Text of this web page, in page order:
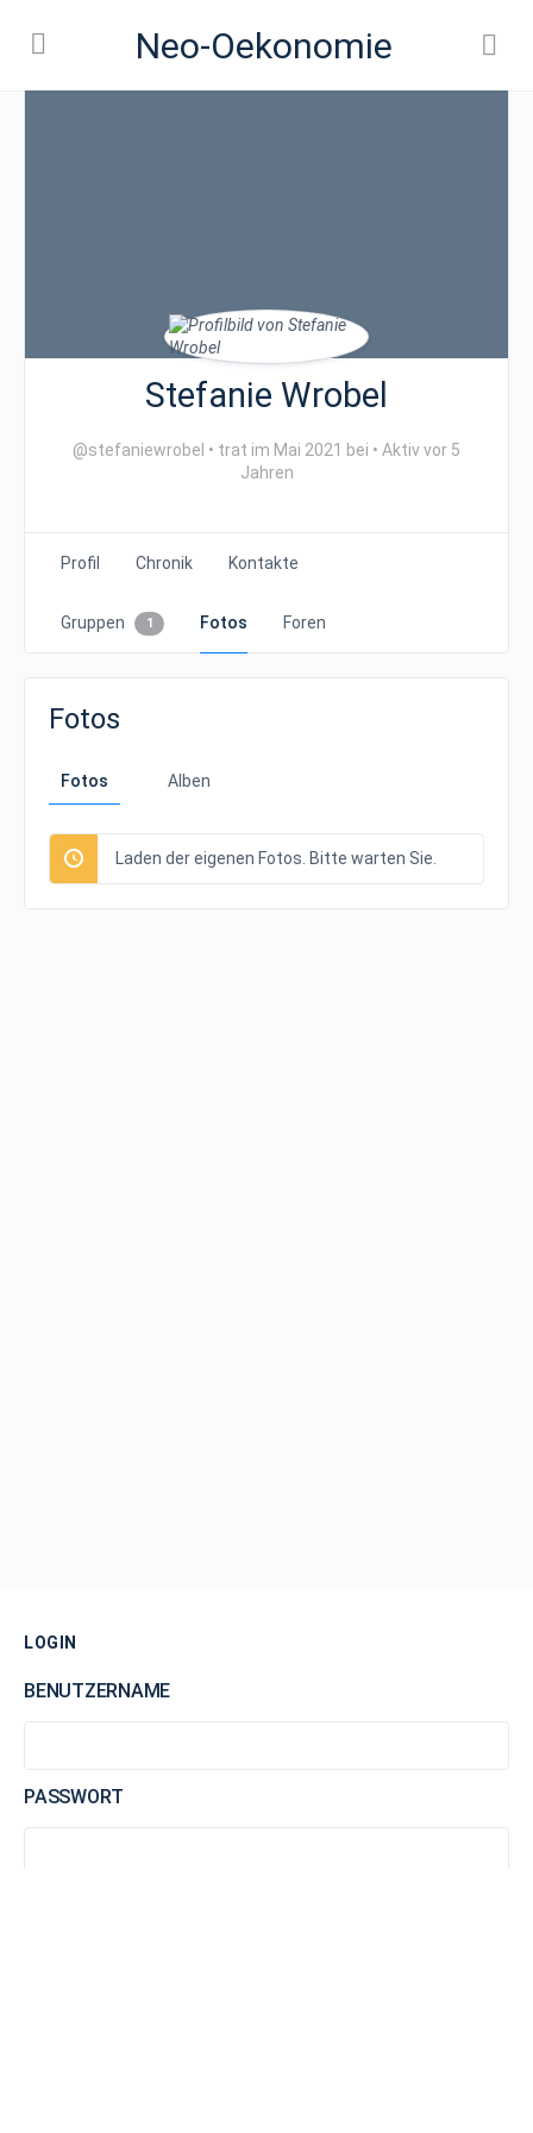
Neo-Oekonomie
Stefanie Wrobel
@stefaniewrobel • trat im Mai 2021 bei • Aktiv vor 5
Jahren
Profil Chronik Kontakte
Gruppen 1 Fotos Foren
Fotos Alben
Fotos
Laden der eigenen Fotos. Bitte warten Sie.
LOGIN
BENUTZERNAME
PASSWORT